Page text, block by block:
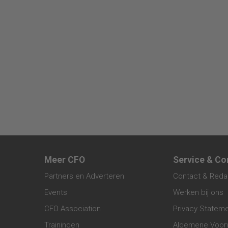
Meer CFO
Partners en Adverteren
Events
CFO Association
Trainingen
Service &
Contact &
Werken bij ons
Privacy
Algemene